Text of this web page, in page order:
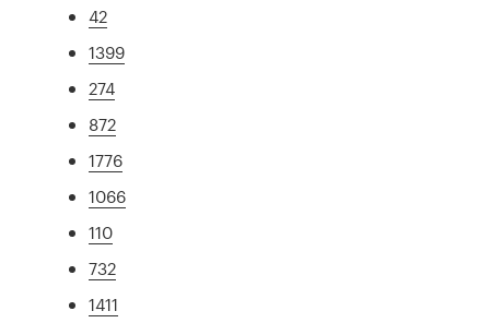
42
1399
274
872
1776
1066
110
732
1411